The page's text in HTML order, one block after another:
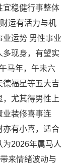
宜稳健行事整体
运有活力与机
运势 男性事业
多现身，有望实
马年，午未六
德福星等五大吉
尤其得男性上
业装修喜事连
亦有小喜，适合
2026年属马人
来情绪波动与